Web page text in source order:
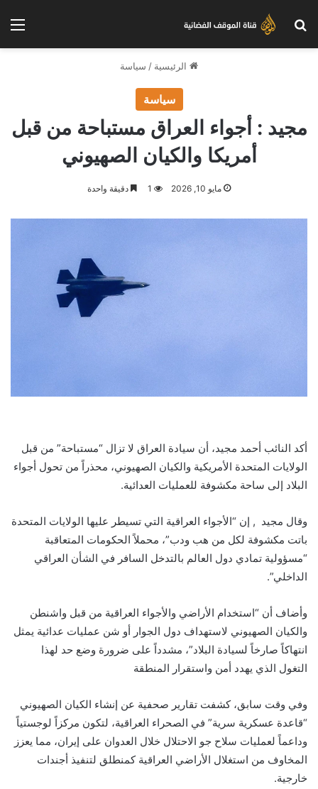
بحث عن
الرئيسية / سياسة
سياسة
مجيد : أجواء العراق مستباحة من قبل
أمريكا والكيان الصهيوني
مايو 10, 2026 1 دقيقة واحدة
أكد النائب أحمد مجيد، أن سيادة العراق لا تزال “مستباحة” من قبل
الولايات المتحدة الأمريكية والكيان الصهيوني، محذراً من تحول أجواء
البلاد إلى ساحة مكشوفة للعمليات العدائية.
وقال مجيد , إن “الأجواء العراقية التي تسيطر عليها الولايات المتحدة
باتت مكشوفة لكل من هب ودب”، محملاً الحكومات المتعاقبة
“مسؤولية تمادي دول العالم بالتدخل السافر في الشأن العراقي
الداخلي”.
وأضاف أن “استخدام الأراضي والأجواء العراقية من قبل واشنطن
والكيان الصهيوني لاستهداف دول الجوار أو شن عمليات عدائية يمثل
انتهاكاً صارخاً لسيادة البلاد”، مشدداً على ضرورة وضع حد لهذا
التغول الذي يهدد أمن واستقرار المنطقة
وفي وقت سابق، كشفت تقارير صحفية عن إنشاء الكيان الصهيوني
“قاعدة عسكرية سرية” في الصحراء العراقية، لتكون مركزاً لوجستياً
وداعماً لعمليات سلاح جو الاحتلال خلال العدوان على إيران، مما يعزز
المخاوف من استغلال الأراضي العراقية كمنطلق لتنفيذ أجندات
خارجية.